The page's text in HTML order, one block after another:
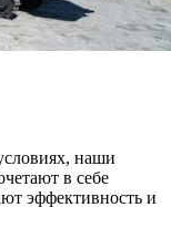
наши
в себе
эффективность и